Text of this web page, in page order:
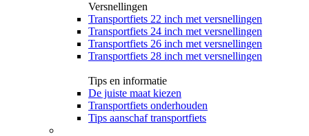
Versnellingen
Transportfiets 22 inch met versnellingen
Transportfiets 24 inch met versnellingen
Transportfiets 26 inch met versnellingen
Transportfiets 28 inch met versnellingen
Tips en informatie
De juiste maat kiezen
Transportfiets onderhouden
Tips aanschaf transportfiets